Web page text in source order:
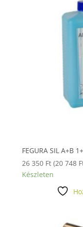
FEGURA SIL A+B
26 350 Ft (20 748
Készleten